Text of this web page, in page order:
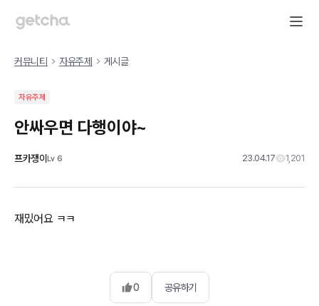
커뮤니티 자유주제 게시글
자유주제
안싸우면 다행이야~
프카쟁이 Lv 6 23.04.17 1,201
재밌어요 ㅋㅋ
0 공유하기